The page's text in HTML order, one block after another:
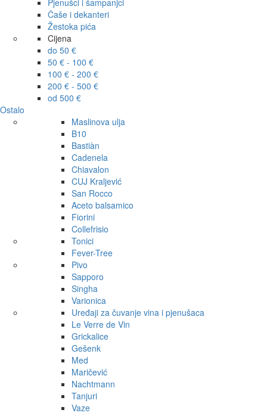
Pjenušci i šampanjci
Čaše i dekanteri
Žestoka pića
Cijena
do 50 €
50 € - 100 €
100 € - 200 €
200 € - 500 €
od 500 €
Ostalo
Maslinova ulja
B10
Bastiàn
Cadenela
Chiavalon
CUJ Kraljević
San Rocco
Aceto balsamico
Fiorini
Collefrisio
Tonici
Fever-Tree
Pivo
Sapporo
Singha
Varionica
Uređaji za čuvanje vina i pjenušaca
Le Verre de Vin
Grickalice
Gešenk
Med
Maričević
Nachtmann
Tanjuri
Vaze